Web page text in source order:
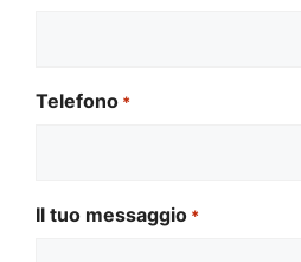
Telefono *
Il tuo messaggio *